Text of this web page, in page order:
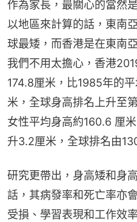
作為家長，最關心的當然
以地區來計算的話，東南
球最矮，而香港是在東南
我們不用太擔心，香港
174.8厘米，比1985年的
米，全球身高排名上升至
女性平均身高約160.6 厘
升3.2厘米，全球排名由
研究更帶出，身高矮和身
話，其病發率和死亡率亦
受損、學習表現和工作效